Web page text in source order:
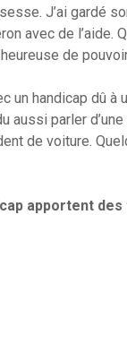
J’ai gardé
avec de l’aide.
de
handicap dû à
parler d’une
de voiture.
apportent